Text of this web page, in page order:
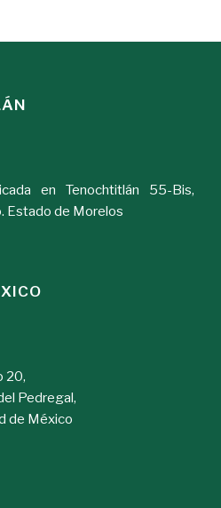
en Tenochtitlán 55-Bis,
Estado de Morelos
20,
Pedregal,
de México